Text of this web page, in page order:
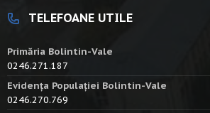
TELEFOANE UTILE
Primăria Bolintin-Vale
0246.271.187
Evidența Populației Bolintin-Vale
0246.270.769